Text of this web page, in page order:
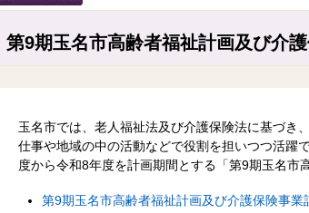
第9期玉名市高齢者福祉計画及び介
玉名市では、老人福祉法及び介護保険法に基づき
仕事や地域の中の活動などで役割を担いつつ活躍
度から令和8年度を計画期間とする「第9期玉名市
第9期玉名市高齢者福祉計画及び介護保険事業